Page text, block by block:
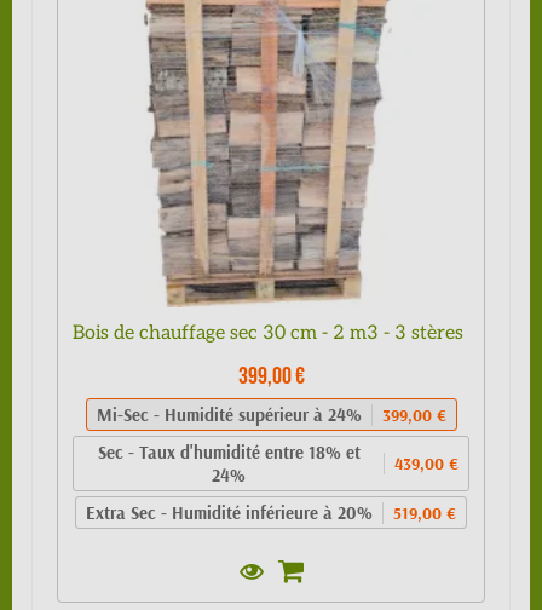
Bois de chauffage sec 30 cm - 2 m3 - 3 stères
399,00 €
Mi-Sec - Humidité supérieur à 24% 399,00 €
Sec - Taux d'humidité entre 18% et
24%
439,00 €
Extra Sec - Humidité inférieure à 20% 519,00 €